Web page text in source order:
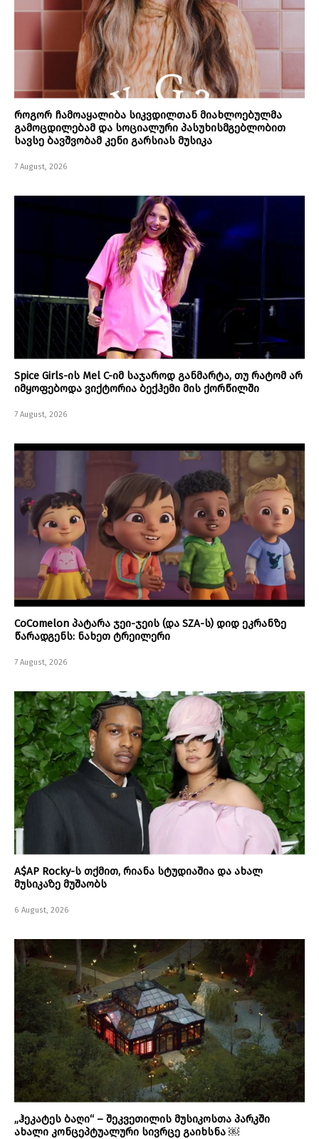
როგორ ჩამოაყალიბა სიკვდილთან მიახლოებულმა
გამოცდილებამ და სოციალური პასუხისმგებლობით
სავსე ბავშვობამ კენი გარსიას მუსიკა
7 August, 2026
Spice Girls-ის Mel C-იმ საჯაროდ განმარტა, თუ რატომ არ
იმყოფებოდა ვიქტორია ბექჰემი მის ქორწილში
7 August, 2026
CoComelon პატარა ჯეი-ჯეის (და SZA-ს) დიდ ეკრანზე
წარადგენს: ნახეთ ტრეილერი
7 August, 2026
A$AP Rocky-ს თქმით, რიანა სტუდიაშია და ახალ
მუსიკაზე მუშაობს
6 August, 2026
„ჰეკატეს ბაღი“ – შეკვეთილის მუსიკოსთა პარკში
ახალი კონცეპტუალური სივრცე გაიხსნა ￼